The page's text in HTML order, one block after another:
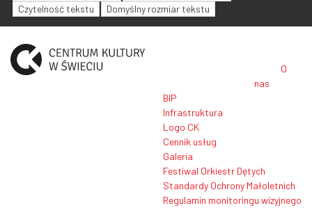
Czytelność tekstu
Domyślny rozmiar tekstu
O
nas
BIP
Infrastruktura
Logo CK
Cennik usług
Galeria
Festiwal Orkiestr Dętych
Standardy Ochrony Małoletnich
Regulamin monitoringu wizyjnego